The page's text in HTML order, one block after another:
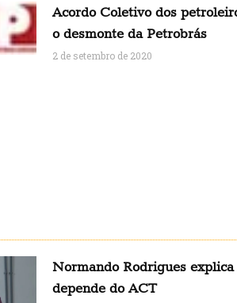
Acordo Coletivo dos
o desmonte da Petrobrás
2 de setembro de 2020
Normando Rodrigues
depende do ACT